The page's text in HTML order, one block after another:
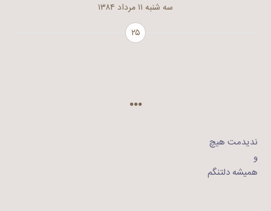
سه شنبه ۱۱ مرداد ۱۳۸۴
۲۵
…
ندیدمت هیچ
و
همیشه دلتنگم